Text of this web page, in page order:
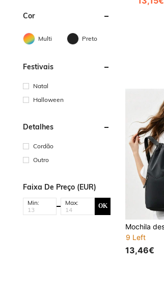
Cor
Multi Preto
Festivais
Natal
Halloween
Detalhes
Cordão
Outro
Faixa De Preço (EUR)
Min: Max: OK
9 Left
13,46€